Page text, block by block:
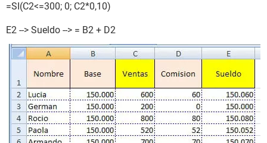
=SI(C2<=300; 0; C2*0,10)
E2 --> Sueldo --> = B2 + D2